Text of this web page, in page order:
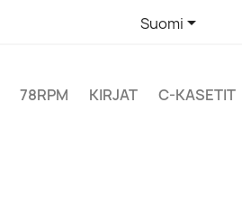
Suomi
78RPM KIRJAT C-KASETIT